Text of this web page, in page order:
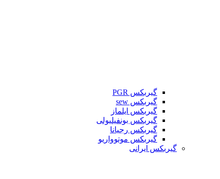
گیربکس PGR
گیربکس sew
گیربکس ایلماز
گیربکس بونفیلیولی
گیربکس رجیانا
گیربکس موتوواریو
گیربکس ایرانی